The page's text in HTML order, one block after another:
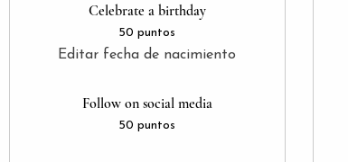
Celebrate a birthday
50 puntos
Editar fecha de nacimiento
Follow on social media
50 puntos